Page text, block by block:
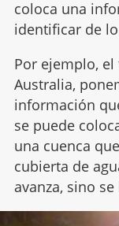
coloca una
identificar de
Por ejemplo,
Australia,
información
se puede
una cuenca
cubierta de
avanza, sino